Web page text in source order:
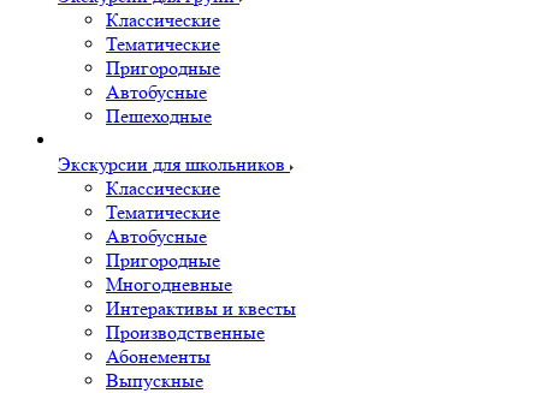
Классические
Тематические
Пригородные
Автобусные
Пешеходные
Экскурсии для школьников
Классические
Тематические
Автобусные
Пригородные
Многодневные
Интерактивы и квесты
Производственные
Абонементы
Выпускные